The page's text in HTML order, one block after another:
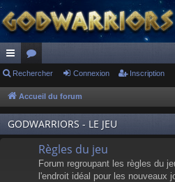
ac
co
ur
ci
or
u
m
s
Rechercher Connexion Inscription
Accueil du forum
GODWARRIORS - LE JEU
Règles du jeu
Forum regroupant les règles du
l'endroit idéal pour les nouveaux